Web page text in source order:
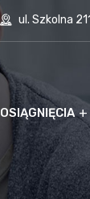
ul. Szkolna
OSIĄGNIĘCIA